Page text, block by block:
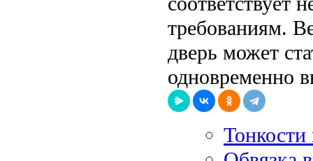
требованиям.
дверь может
одновременно
Тонкости